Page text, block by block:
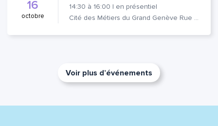
16
octobre
14:30 à 16:00 | en présentiel
Cité des Métiers du Grand Genève Rue Prévost-Martin 6 1205 Genève
Voir plus d’événements